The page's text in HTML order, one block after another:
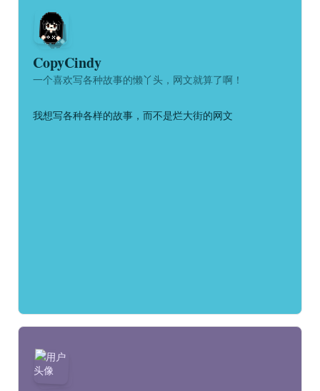
CopyCindy
一个喜欢写各种故事的懒丫头，网文就算了啊！
我想写各种各样的故事，而不是烂大街的网文